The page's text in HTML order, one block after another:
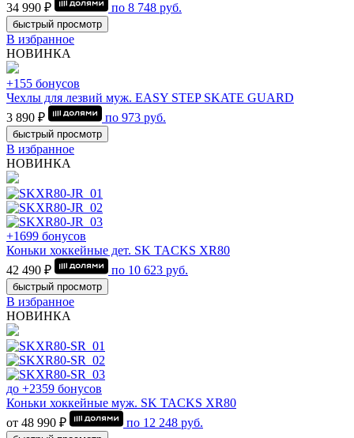
34 990 ₽
по 8 748 руб.
быстрый просмотр
В избранное
НОВИНКА
+155 бонусов
Чехлы для лезвий муж. EASY STEP SKATE GUARD
3 890 ₽
по 973 руб.
быстрый просмотр
В избранное
НОВИНКА
+1699 бонусов
Коньки хоккейные дет. SK TACKS XR80
42 490 ₽
по 10 623 руб.
быстрый просмотр
В избранное
НОВИНКА
до +2359 бонусов
Коньки хоккейные муж. SK TACKS XR80
от 48 990 ₽
по 12 248 руб.